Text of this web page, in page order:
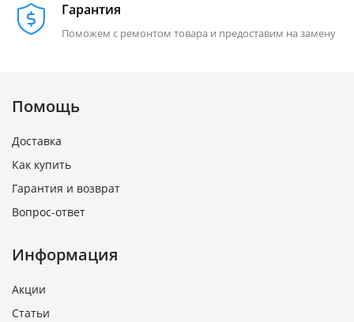
Гарантия
Поможем с ремонтом товара и предоставим на замену
Помощь
Доставка
Как купить
Гарантия и возврат
Вопрос-ответ
Информация
Акции
Статьи